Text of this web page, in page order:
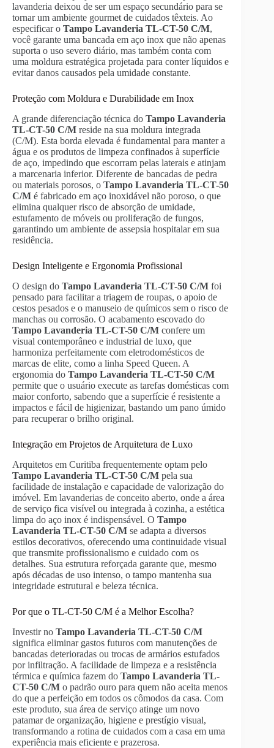
lavanderia deixou de ser um espaço secundário para se
tornar um ambiente gourmet de cuidados têxteis. Ao
especificar o Tampo Lavanderia TL-CT-50 C/M,
você garante uma bancada em aço inox que não apenas
suporta o uso severo diário, mas também conta com
uma moldura estratégica projetada para conter líquidos e
evitar danos causados pela umidade constante.
Proteção com Moldura e Durabilidade em Inox
A grande diferenciação técnica do Tampo Lavanderia
TL-CT-50 C/M reside na sua moldura integrada
(C/M). Esta borda elevada é fundamental para manter a
água e os produtos de limpeza confinados à superfície
de aço, impedindo que escorram pelas laterais e atinjam
a marcenaria inferior. Diferente de bancadas de pedra
ou materiais porosos, o Tampo Lavanderia TL-CT-50
C/M é fabricado em aço inoxidável não poroso, o que
elimina qualquer risco de absorção de umidade,
estufamento de móveis ou proliferação de fungos,
garantindo um ambiente de assepsia hospitalar em sua
residência.
Design Inteligente e Ergonomia Profissional
O design do Tampo Lavanderia TL-CT-50 C/M foi
pensado para facilitar a triagem de roupas, o apoio de
cestos pesados e o manuseio de químicos sem o risco de
manchas ou corrosão. O acabamento escovado do
Tampo Lavanderia TL-CT-50 C/M confere um
visual contemporâneo e industrial de luxo, que
harmoniza perfeitamente com eletrodomésticos de
marcas de elite, como a linha Speed Queen. A
ergonomia do Tampo Lavanderia TL-CT-50 C/M
permite que o usuário execute as tarefas domésticas com
maior conforto, sabendo que a superfície é resistente a
impactos e fácil de higienizar, bastando um pano úmido
para recuperar o brilho original.
Integração em Projetos de Arquitetura de Luxo
Arquitetos em Curitiba frequentemente optam pelo
Tampo Lavanderia TL-CT-50 C/M pela sua
facilidade de instalação e capacidade de valorização do
imóvel. Em lavanderias de conceito aberto, onde a área
de serviço fica visível ou integrada à cozinha, a estética
limpa do aço inox é indispensável. O Tampo
Lavanderia TL-CT-50 C/M se adapta a diversos
estilos decorativos, oferecendo uma continuidade visual
que transmite profissionalismo e cuidado com os
detalhes. Sua estrutura reforçada garante que, mesmo
após décadas de uso intenso, o tampo mantenha sua
integridade estrutural e beleza técnica.
Por que o TL-CT-50 C/M é a Melhor Escolha?
Investir no Tampo Lavanderia TL-CT-50 C/M
significa eliminar gastos futuros com manutenções de
bancadas deterioradas ou trocas de armários estufados
por infiltração. A facilidade de limpeza e a resistência
térmica e química fazem do Tampo Lavanderia TL-
CT-50 C/M o padrão ouro para quem não aceita menos
do que a perfeição em todos os cômodos da casa. Com
este produto, sua área de serviço atinge um novo
patamar de organização, higiene e prestígio visual,
transformando a rotina de cuidados com a casa em uma
experiência mais eficiente e prazerosa.